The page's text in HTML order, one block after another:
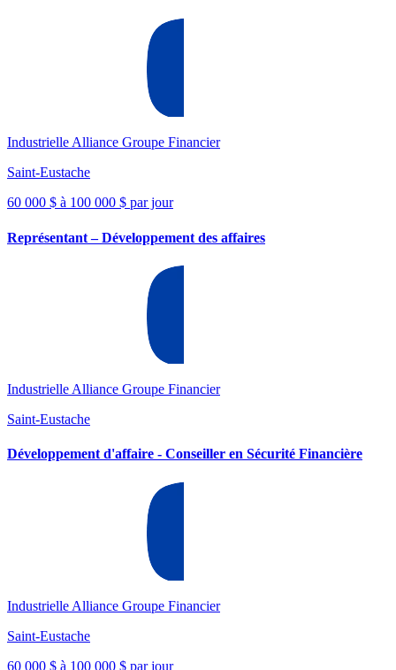
Industrielle Alliance Groupe Financier
Saint-Eustache
60 000 $ à 100 000 $ par jour
Représentant – Développement des affaires
Industrielle Alliance Groupe Financier
Saint-Eustache
Développement d'affaire - Conseiller en Sécurité Financière
Industrielle Alliance Groupe Financier
Saint-Eustache
60 000 $ à 100 000 $ par jour